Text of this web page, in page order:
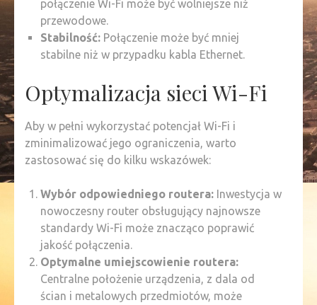
połączenie Wi-Fi może być wolniejsze niż
przewodowe.
Stabilność: Połączenie może być mniej
stabilne niż w przypadku kabla Ethernet.
Optymalizacja sieci Wi-Fi
Aby w pełni wykorzystać potencjał Wi-Fi i
zminimalizować jego ograniczenia, warto
zastosować się do kilku wskazówek:
Wybór odpowiedniego routera: Inwestycja w
nowoczesny router obsługujący najnowsze
standardy Wi-Fi może znacząco poprawić
jakość połączenia.
Optymalne umiejscowienie routera:
Centralne położenie urządzenia, z dala od
ścian i metalowych przedmiotów, może